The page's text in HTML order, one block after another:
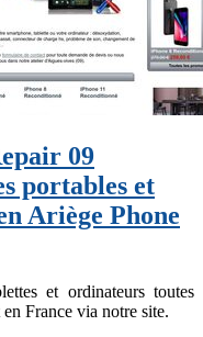
09
portables et
Ariège Phone
et ordinateurs toutes
France via notre site.